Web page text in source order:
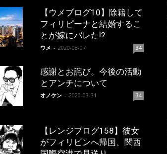
【ウメブログ10】除籍して
フィリピーナと結婚するこ
とが嫁にバレた!?
ウメ - 2020-08-07 34
感謝とお詫び。今後の活動
とアンチについて
オノケン - 2020-03-31 34
【レンジブログ158】彼女
がフィリピンへ帰国、関西